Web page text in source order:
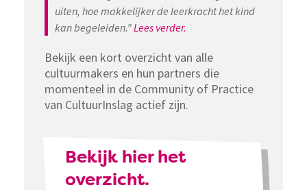
uiten, hoe makkelijker de leerkracht het kind
kan begeleiden.”Lees verder.
Bekijk een kort overzicht van alle
cultuurmakers en hun partners die
momenteel in de Community of Practice
van CultuurInslag actief zijn.
Bekijk hier het
overzicht.